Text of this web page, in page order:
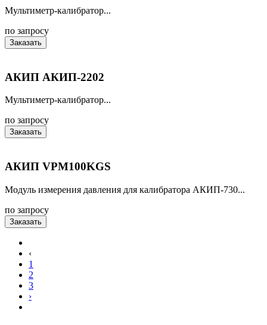
Мультиметр-калибратор...
по запросу
Заказать
АКИП АКИП-2202
Мультиметр-калибратор...
по запросу
Заказать
АКИП VPM100KGS
Модуль измерения давления для калибратора АКИП-730...
по запросу
Заказать
‹
1
2
3
›